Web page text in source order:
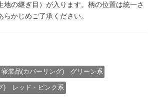
地の継ぎ目）が入ります。柄の位置は統一さ
かじめご了承ください。
寝装品(カバーリング) グリーン系
) レッド・ピンク系